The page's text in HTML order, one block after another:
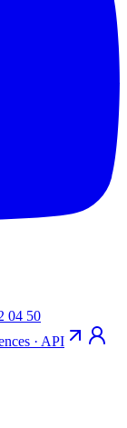
04 50
· API